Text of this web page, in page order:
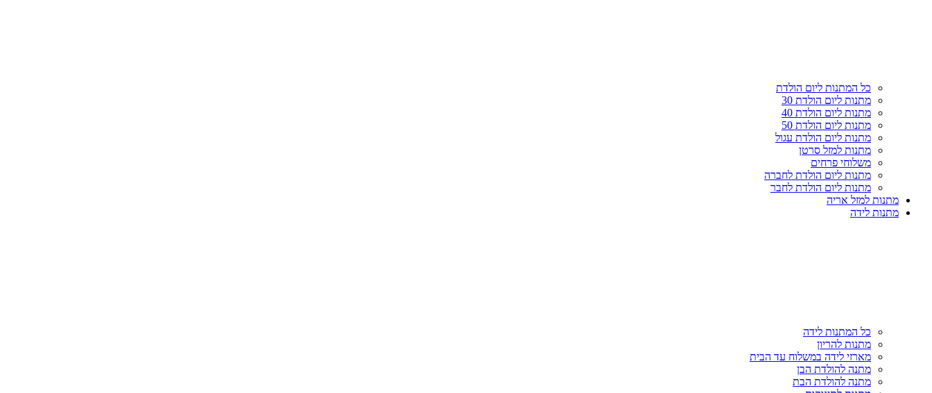
כל המתנות ליום הולדת
מתנות ליום הולדת 30
מתנות ליום הולדת 40
מתנות ליום הולדת 50
מתנות ליום הולדת עגול
מתנות למזל סרטן
משלוחי פרחים
מתנות ליום הולדת לחברה
מתנות ליום הולדת לחבר
מתנות למזל אריה
מתנות לידה
כל המתנות לידה
מתנות להריון
מארזי לידה במשלוח עד הבית
מתנה להולדת הבן
מתנה להולדת הבת